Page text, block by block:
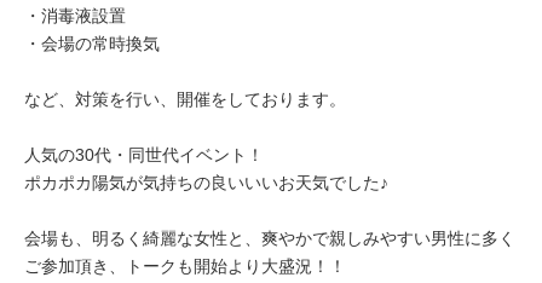
・消毒液設置
・会場の常時換気
など、対策を行い、開催をしております。
人気の30代・同世代イベント！
ポカポカ陽気が気持ちの良いいいお天気でした♪
会場も、明るく綺麗な女性と、爽やかで親しみやすい男性に多く
ご参加頂き、トークも開始より大盛況！！